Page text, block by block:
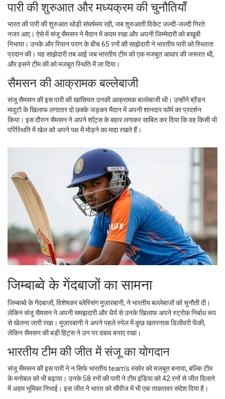
पारी की शुरुआत और मध्यक्रम की चुनौतियाँ
भारत की पारी की शुरुआत थोड़ी संघर्षमय रही, जब शुरुआती विकेट जल्दी-जल्दी गिरते
नजर आए। ऐसे में संजू सैमसन ने मैदान में कदम रखा और अपनी जिम्मेदारी को बखूबी
निभाया। उनके और रियान पराग के बीच 65 रनों की साझेदारी ने भारतीय पारी को स्थिरता
प्रदान की। यह साझेदारी तब आई जब भारतीय टीम को एक मजबूत आधार की जरूरत थी,
और इसने टीम की को मजबूत स्थिति में ला दिया।
सैमसन की आक्रामक बल्लेबाजी
संजू सैमसन की इस पारी की खासियत उनकी आक्रामक बल्लेबाजी थी। उन्होंने ब्रैंडन
मावुटो के खिलाफ लगातार दो छक्के जड़कर मैदान में अपनी शानदार फॉर्म का प्रदर्शन
किया। इस दौरान सैमसन ने अपने शॉट्स के बहार लगाकर साबित कर दिया कि वह किसी भी
परिस्थिति में खेल को अपने पक्ष में मोड़ने का माद्दा रखते हैं।
जिम्बाब्वे के गेंदबाजों का सामना
जिम्बाब्वे के गेंदबाजों, विशेषकर ब्लेस्सिंग मुज़ारबानी, ने भारतीय बल्लेबाजों को चुनौती दी।
लेकिन संजू सैमसन ने अपनी समझदारी और धैर्य से उनके खिलाफ अपने स्ट्रोक निर्बाध रूप
से खेलना जारी रखा। मुज़ारबानी ने अपने पहले स्पेल में कुछ खतरनाक डिलीवरी फेंकी,
लेकिन सैमसन की बड़ी हिट्स ने उन पर दबाव बनाए रखा।
भारतीय टीम की जीत में संजू का योगदान
संजू सैमसन की इस पारी ने न सिर्फ भारतीय team's स्कोर को मजबूत बनाया, बल्कि टीम
के मनोबल को भी बढ़ाया। उनके 58 रनों की पारी ने टीम इंडिया को 42 रनों से जीत दिलाने
में अहम भूमिका निभाई। इस जीत ने भारत को सीरीज में भी एक ताकतवर संदेश दिया है।